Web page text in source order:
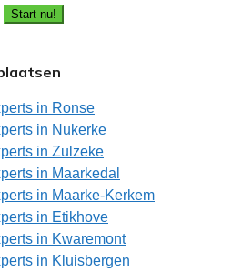
Start nu!
in Ronse
in Nukerke
in Zulzeke
in Maarkedal
in Maarke-Kerkem
in Etikhove
in Kwaremont
in Kluisbergen